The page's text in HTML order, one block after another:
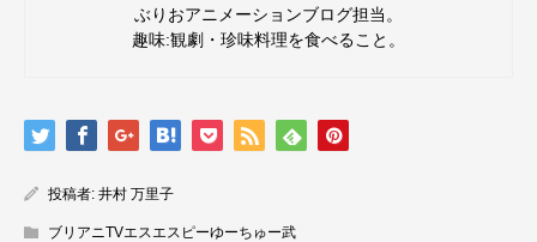
ぶりおアニメーションブログ担当。
趣味:観劇・珍味料理を食べること。
投稿者: 井村 万里子
ブリアニTVエスエスピーゆーちゅー武